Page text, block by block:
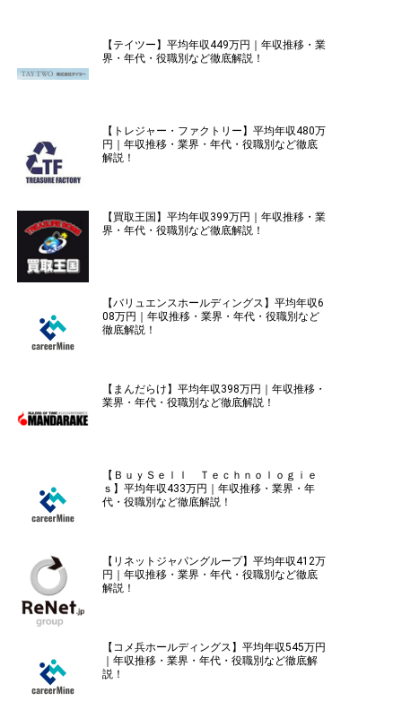
【テイツー】平均年収449万円｜年収推移・業
界・年代・役職別など徹底解説！
【トレジャー・ファクトリー】平均年収480万
円｜年収推移・業界・年代・役職別など徹底
解説！
【買取王国】平均年収399万円｜年収推移・業
界・年代・役職別など徹底解説！
【バリュエンスホールディングス】平均年収6
08万円｜年収推移・業界・年代・役職別など
徹底解説！
【まんだらけ】平均年収398万円｜年収推移・
業界・年代・役職別など徹底解説！
【ＢｕｙＳｅｌｌ Ｔｅｃｈｎｏｌｏｇｉｅ
ｓ】平均年収433万円｜年収推移・業界・年
代・役職別など徹底解説！
【リネットジャパングループ】平均年収412万
円｜年収推移・業界・年代・役職別など徹底
解説！
【コメ兵ホールディングス】平均年収545万円
｜年収推移・業界・年代・役職別など徹底解
説！